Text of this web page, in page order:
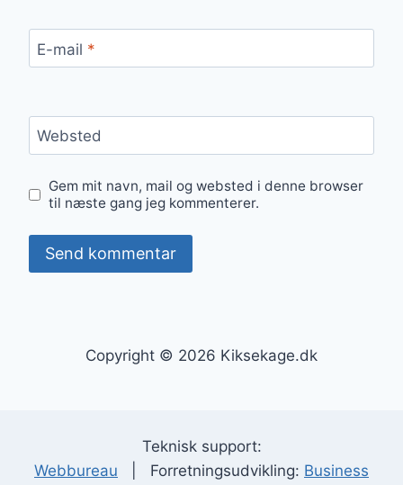
E-mail *
Websted
Gem mit navn, mail og websted i denne browser
til næste gang jeg kommenterer.
Copyright © 2026 Kiksekage.dk
Teknisk support:
Webbureau | Forretningsudvikling: Business